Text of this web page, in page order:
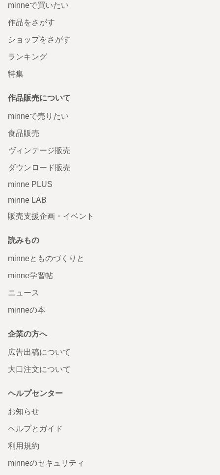
minneで買いたい
作品をさがす
ショップをさがす
ランキング
特集
作品販売について
minneで売りたい
食品販売
ヴィンテージ販売
ダウンロード販売
minne PLUS
minne LAB
販売支援企画・イベント
読みもの
minneとものづくりと
minne学習帖
ニュース
minneの本
企業の方へ
広告出稿について
大口注文について
ヘルプセンター
お知らせ
ヘルプとガイド
利用規約
minneのセキュリティ